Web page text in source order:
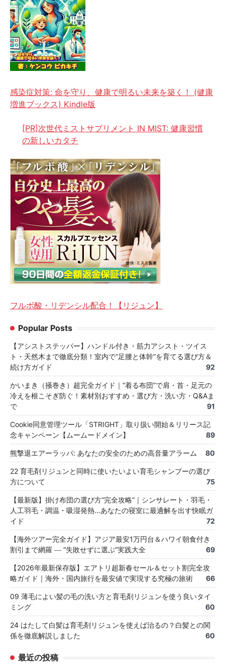
感染症対策: 命を守り、健康で明るい未来を築く！ (健康
増進ブックス) Kindle版
[PR]次世代ミストサプリメント IN MIST: 健康習慣
の新しいカタチ
フルボ酸・リデンシル配合！【リジュン】
Popular Posts
【アシストステッパー】ハンドル付き・筋力アシスト・ツイス
ト・天然木まで徹底分類！室内で“足腰と体幹”を育てる選び方＆
続け方ガイド
92
かいまき（掻巻き）超完全ガイド｜“着る布団”で肩・首・足元の
冷えを根こそぎ防ぐ！素材別おすすめ・選び方・洗い方・Q&Aま
で
91
Cookie同意管理ツール「STRIGHT」取り扱い開始＆リリース記
念キャンペーン【ムームードメイン】
89
熊撃退エアーラッパ: あなたの安全のための高音量アラーム 80
22 育毛剤リジュンと同時に使いたいよい育毛シャンプーの選び
方について
75
【最新版】掛け布団の選び方“完全攻略”｜シンサレート・羽毛・
人工羽毛・調温・吸湿発熱…あなたの寝室に最適解を出す快眠ガ
イド
72
【海外ツアー完全ガイド】アジア最安1万円台＆ハワイ朝食付き
割引まで網羅 ― “失敗せずに選ぶ”実践大全
69
【2026年最新保存版】エアトリ超新春セール＆セット割完全攻
略ガイド｜海外・国内旅行を最安値で実現する究極の旅術
66
09 薄毛によい髪の毛の洗い方と育毛剤リジュンを使う良いタイ
ミング
60
24 はたして白髪は育毛剤リジュンを使えば治るの？白髪との関
係を徹底解説しました
60
最近の投稿